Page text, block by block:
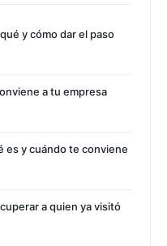
y cómo dar el paso
a tu empresa
es y cuándo te conviene
a quien ya visitó